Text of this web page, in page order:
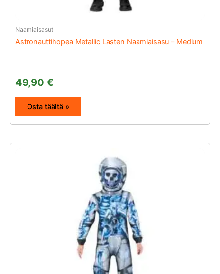
Naamiaisasut
Astronauttihopea Metallic Lasten Naamiaisasu – Medium
49,90 €
Osta täältä »